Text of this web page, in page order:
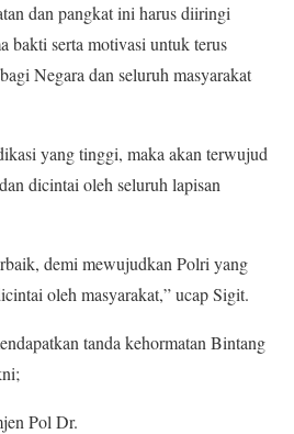
dan pangkat ini harus diiringi
bakti serta motivasi untuk terus
Negara dan seluruh masyarakat
yang tinggi, maka akan terwujud
dicintai oleh seluruh lapisan
demi mewujudkan Polri yang
oleh masyarakat,” ucap Sigit.
tanda kehormatan Bintang
Pol Dr.